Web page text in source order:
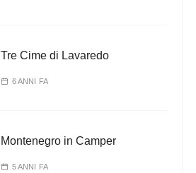
Tre Cime di Lavaredo
6 ANNI FA
Montenegro in Camper
5 ANNI FA